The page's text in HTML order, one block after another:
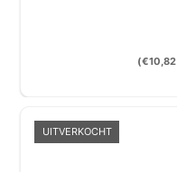
(€10,82
UITVERKOCHT